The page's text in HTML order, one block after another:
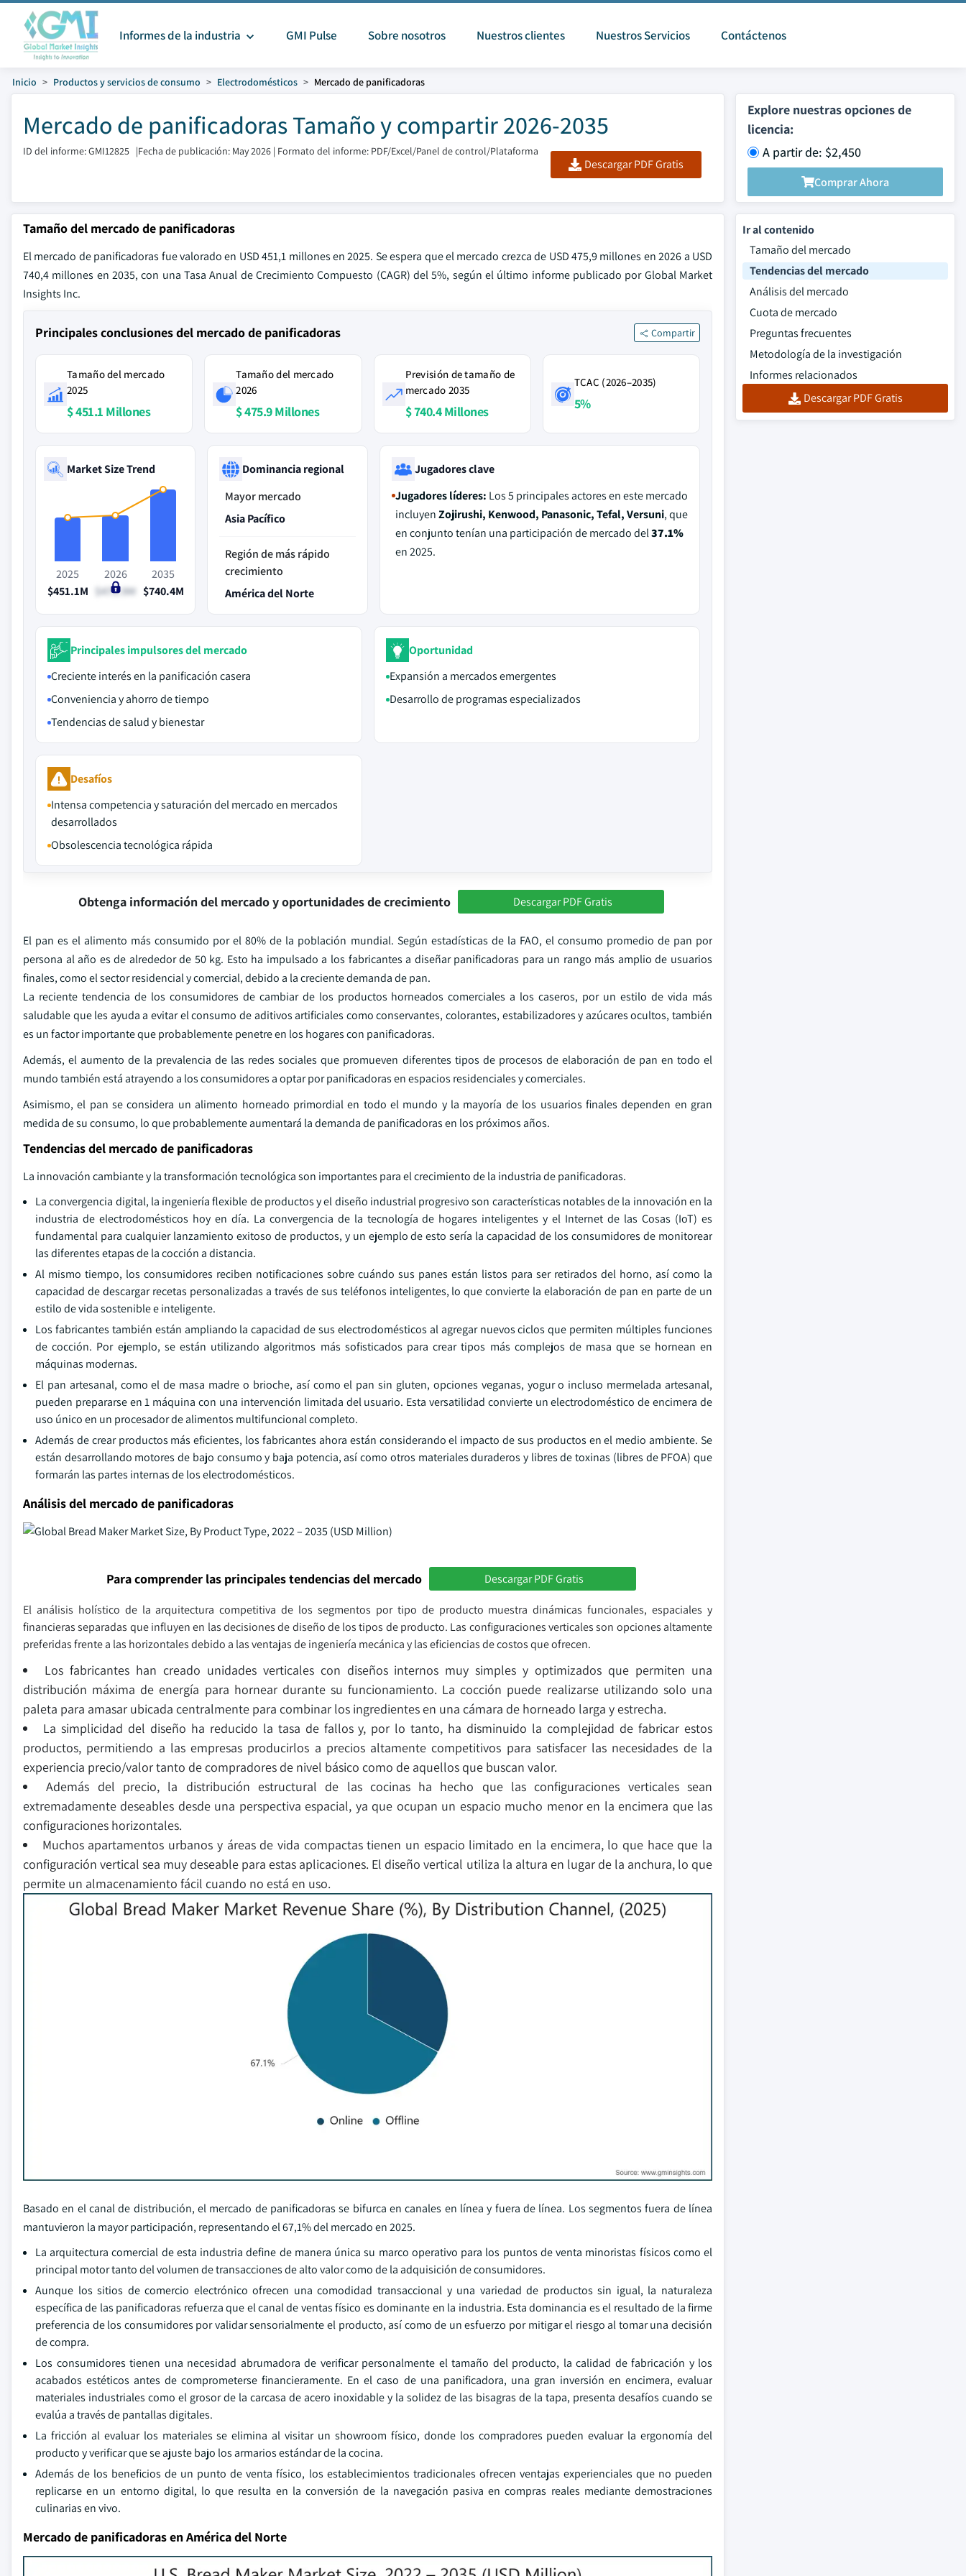
Informes de la industria GMI Pulse Sobre nosotros Nuestros clientes Nuestros Servicios Contáctenos
Inicio Productos y servicios de consumo Electrodomésticos Mercado de panificadoras
Mercado de panificadoras Tamaño y compartir 2026-2035
ID del informe: GMI12825 |Fecha de publicación: May 2026 | Formato del informe: PDF/Excel/Panel de control/Plataforma
Descargar PDF Gratis
Explore nuestras opciones de
licencia:
A partir de: $2,450
Comprar Ahora
Tamaño del mercado de panificadoras
El mercado de panificadoras fue valorado en USD 451,1 millones en 2025. Se espera que el mercado crezca de USD 475,9 millones en 2026 a USD
740,4 millones en 2035, con una Tasa Anual de Crecimiento Compuesto (CAGR) del 5%, según el último informe publicado por Global Market
Insights Inc.
Principales conclusiones del mercado de panificadoras Compartir
Tamaño del mercado
2025
$ 451.1 Millones
Tamaño del mercado
2026
$ 475.9 Millones
Previsión de tamaño de
mercado 2035
$ 740.4 Millones
TCAC (2026–2035)
5%
Market Size Trend
2025
$451.1M
2026
$475.9M
2035
$740.4M
Dominancia regional
Mayor mercado
Asia Pacífico
Región de más rápido
crecimiento
América del Norte
Jugadores clave
Jugadores líderes: Los 5 principales actores en este mercado
incluyenZojirushi, Kenwood, Panasonic, Tefal, Versuni, que
en conjunto tenían una participación de mercado del37.1%
en 2025.
Principales impulsores del mercado
Creciente interés en la panificación casera
Conveniencia y ahorro de tiempo
Tendencias de salud y bienestar
Oportunidad
Expansión a mercados emergentes
Desarrollo de programas especializados
Desafíos
Intensa competencia y saturación del mercado en mercados
desarrollados
Obsolescencia tecnológica rápida
Obtenga información del mercado y oportunidades de crecimiento Descargar PDF Gratis
El pan es el alimento más consumido por el 80% de la población mundial. Según estadísticas de la FAO, el consumo promedio de pan por
persona al año es de alrededor de 50 kg. Esto ha impulsado a los fabricantes a diseñar panificadoras para un rango más amplio de usuarios
finales, como el sector residencial y comercial, debido a la creciente demanda de pan.
La reciente tendencia de los consumidores de cambiar de los productos horneados comerciales a los caseros, por un estilo de vida más
saludable que les ayuda a evitar el consumo de aditivos artificiales como conservantes, colorantes, estabilizadores y azúcares ocultos, también
es un factor importante que probablemente penetre en los hogares con panificadoras.
Además, el aumento de la prevalencia de las redes sociales que promueven diferentes tipos de procesos de elaboración de pan en todo el
mundo también está atrayendo a los consumidores a optar por panificadoras en espacios residenciales y comerciales.
Asimismo, el pan se considera un alimento horneado primordial en todo el mundo y la mayoría de los usuarios finales dependen en gran
medida de su consumo, lo que probablemente aumentará la demanda de panificadoras en los próximos años.
Tendencias del mercado de panificadoras
La innovación cambiante y la transformación tecnológica son importantes para el crecimiento de la industria de panificadoras.
La convergencia digital, la ingeniería flexible de productos y el diseño industrial progresivo son características notables de la innovación en la
industria de electrodomésticos hoy en día. La convergencia de la tecnología de hogares inteligentes y el Internet de las Cosas (IoT) es
fundamental para cualquier lanzamiento exitoso de productos, y un ejemplo de esto sería la capacidad de los consumidores de monitorear
las diferentes etapas de la cocción a distancia.
Al mismo tiempo, los consumidores reciben notificaciones sobre cuándo sus panes están listos para ser retirados del horno, así como la
capacidad de descargar recetas personalizadas a través de sus teléfonos inteligentes, lo que convierte la elaboración de pan en parte de un
estilo de vida sostenible e inteligente.
Los fabricantes también están ampliando la capacidad de sus electrodomésticos al agregar nuevos ciclos que permiten múltiples funciones
de cocción. Por ejemplo, se están utilizando algoritmos más sofisticados para crear tipos más complejos de masa que se hornean en
máquinas modernas.
El pan artesanal, como el de masa madre o brioche, así como el pan sin gluten, opciones veganas, yogur o incluso mermelada artesanal,
pueden prepararse en 1 máquina con una intervención limitada del usuario. Esta versatilidad convierte un electrodoméstico de encimera de
uso único en un procesador de alimentos multifuncional completo.
Además de crear productos más eficientes, los fabricantes ahora están considerando el impacto de sus productos en el medio ambiente. Se
están desarrollando motores de bajo consumo y baja potencia, así como otros materiales duraderos y libres de toxinas (libres de PFOA) que
formarán las partes internas de los electrodomésticos.
Análisis del mercado de panificadoras
Para comprender las principales tendencias del mercado Descargar PDF Gratis
El análisis holístico de la arquitectura competitiva de los segmentos por tipo de producto muestra dinámicas funcionales, espaciales y
financieras separadas que influyen en las decisiones de diseño de los tipos de producto. Las configuraciones verticales son opciones altamente
preferidas frente a las horizontales debido a las ventajas de ingeniería mecánica y las eficiencias de costos que ofrecen.
Los fabricantes han creado unidades verticales con diseños internos muy simples y optimizados que permiten una
distribución máxima de energía para hornear durante su funcionamiento. La cocción puede realizarse utilizando solo una
paleta para amasar ubicada centralmente para combinar los ingredientes en una cámara de horneado larga y estrecha.
La simplicidad del diseño ha reducido la tasa de fallos y, por lo tanto, ha disminuido la complejidad de fabricar estos
productos, permitiendo a las empresas producirlos a precios altamente competitivos para satisfacer las necesidades de la
experiencia precio/valor tanto de compradores de nivel básico como de aquellos que buscan valor.
Además del precio, la distribución estructural de las cocinas ha hecho que las configuraciones verticales sean
extremadamente deseables desde una perspectiva espacial, ya que ocupan un espacio mucho menor en la encimera que las
configuraciones horizontales.
Muchos apartamentos urbanos y áreas de vida compactas tienen un espacio limitado en la encimera, lo que hace que la
configuración vertical sea muy deseable para estas aplicaciones. El diseño vertical utiliza la altura en lugar de la anchura, lo que
permite un almacenamiento fácil cuando no está en uso.
Basado en el canal de distribución, el mercado de panificadoras se bifurca en canales en línea y fuera de línea. Los segmentos fuera de línea
mantuvieron la mayor participación, representando el 67,1% del mercado en 2025.
La arquitectura comercial de esta industria define de manera única su marco operativo para los puntos de venta minoristas físicos como el
principal motor tanto del volumen de transacciones de alto valor como de la adquisición de consumidores.
Aunque los sitios de comercio electrónico ofrecen una comodidad transaccional y una variedad de productos sin igual, la naturaleza
específica de las panificadoras refuerza que el canal de ventas físico es dominante en la industria. Esta dominancia es el resultado de la firme
preferencia de los consumidores por validar sensorialmente el producto, así como de un esfuerzo por mitigar el riesgo al tomar una decisión
de compra.
Los consumidores tienen una necesidad abrumadora de verificar personalmente el tamaño del producto, la calidad de fabricación y los
acabados estéticos antes de comprometerse financieramente. En el caso de una panificadora, una gran inversión en encimera, evaluar
materiales industriales como el grosor de la carcasa de acero inoxidable y la solidez de las bisagras de la tapa, presenta desafíos cuando se
evalúa a través de pantallas digitales.
La fricción al evaluar los materiales se elimina al visitar un showroom físico, donde los compradores pueden evaluar la ergonomía del
producto y verificar que se ajuste bajo los armarios estándar de la cocina.
Además de los beneficios de un punto de venta físico, los establecimientos tradicionales ofrecen ventajas experienciales que no pueden
replicarse en un entorno digital, lo que resulta en la conversión de la navegación pasiva en compras reales mediante demostraciones
culinarias en vivo.
Mercado de panificadoras en América del Norte
Ir al contenido
Tamaño del mercado
Tendencias del mercado
Análisis del mercado
Cuota de mercado
Preguntas frecuentes
Metodología de la investigación
Informes relacionados
Descargar PDF Gratis